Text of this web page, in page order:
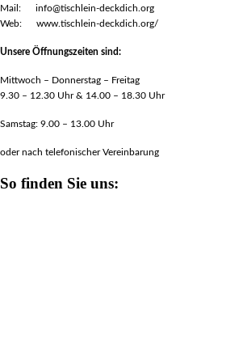
Mail: info@tischlein-deckdich.org
Web: www.tischlein-deckdich.org/
Unsere Öffnungszeiten sind:
Mittwoch – Donnerstag – Freitag
9.30 – 12.30 Uhr & 14.00 – 18.30 Uhr
Samstag: 9.00 – 13.00 Uhr
oder nach telefonischer Vereinbarung
So finden Sie uns: